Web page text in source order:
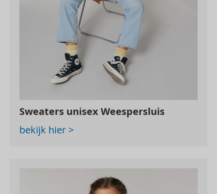
Sweaters unisex Weespersluis
bekijk hier >